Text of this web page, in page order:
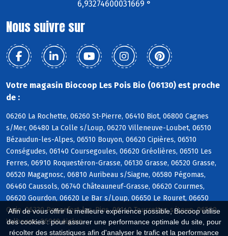
Afin de vous offrir la meilleure expérience possible, Biocoop utilise
des cookies : pour assurer une performance optimale du site, pour
récolter des statistiques afin d'analyser le trafic et la performance
6,93274600031669 °
Nous suivre sur
Votre magasin Biocoop Les Pois Bio (06130) est proche
de :
06260 La Rochette, 06260 St-Pierre, 06410 Biot, 06800 Cagnes
s/Mer, 06480 La Colle s/Loup, 06270 Villeneuve-Loubet, 06510
Bézaudun-les-Alpes, 06510 Bouyon, 06620 Cipières, 06510
Conségudes, 06140 Coursegoules, 06620 Gréolières, 06510 Les
Ferres, 06910 Roquestéron-Grasse, 06130 Grasse, 06520 Grasse,
06520 Magagnosc, 06810 Auribeau s/Siagne, 06580 Pégomas,
06460 Caussols, 06740 Châteauneuf-Grasse, 06620 Courmes,
06620 Gourdon, 06620 Le Bar s/Loup, 06650 Le Rouret, 06650
Opio, 06330 Roquefort-les-Pins, 06140 Tourrettes s/Loup, 06560
Valbonne, 06910 Aiglun